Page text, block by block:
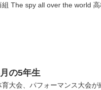
組 The spy all over the world
の5年生
育大会、パフォーマンス大会